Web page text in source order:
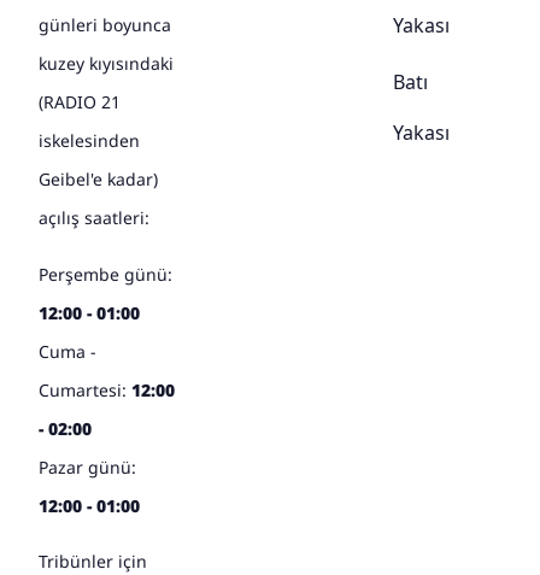
günleri boyunca
kuzey kıyısındaki
(RADIO 21
iskelesinden
Geibel'e kadar)
açılış saatleri:
Perşembe günü:
12:00 - 01:00
Cuma -
Cumartesi: 12:00
- 02:00
Pazar günü:
12:00 - 01:00
Tribünler için
Yakası
Batı
Yakası